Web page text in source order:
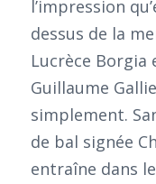
l’impression
dessus de la
Lucrèce Borgia
Guillaume
simplement.
de bal signée
entraîne dans